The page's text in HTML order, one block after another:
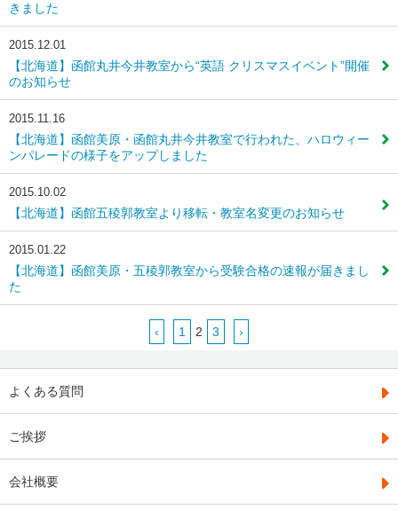
きました
2015.12.01
【北海道】函館丸井今井教室から“英語 クリスマスイベント”開催
のお知らせ
2015.11.16
【北海道】函館美原・函館丸井今井教室で行われた、ハロウィー
ンパレードの様子をアップしました
2015.10.02
【北海道】函館五稜郭教室より移転・教室名変更のお知らせ
2015.01.22
【北海道】函館美原・五稜郭教室から受験合格の速報が届きまし
た
‹ 1 2 3 ›
よくある質問
ご挨拶
会社概要